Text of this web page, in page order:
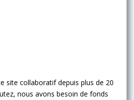
site collaboratif depuis plus de 20
nous avons besoin de fonds